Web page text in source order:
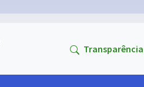
Transparência